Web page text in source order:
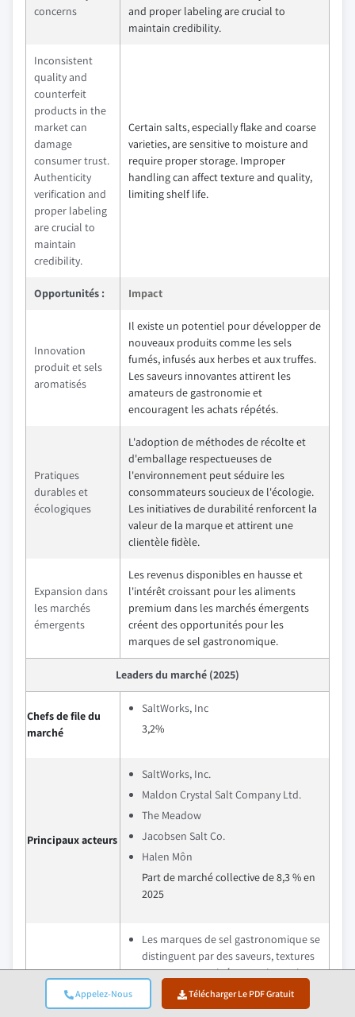
Appelez-Nous Télécharger Le PDF Gratuit
concerns
and proper labeling are crucial to
maintain credibility.
Inconsistent
quality and
counterfeit
products in the
market can
damage
consumer trust.
Authenticity
verification and
proper labeling
are crucial to
maintain
credibility.
Certain salts, especially flake and coarse
varieties, are sensitive to moisture and
require proper storage. Improper
handling can affect texture and quality,
limiting shelf life.
Opportunités : Impact
Innovation
produit et sels
aromatisés
Il existe un potentiel pour développer de
nouveaux produits comme les sels
fumés, infusés aux herbes et aux truffes.
Les saveurs innovantes attirent les
amateurs de gastronomie et
encouragent les achats répétés.
Pratiques
durables et
écologiques
L'adoption de méthodes de récolte et
d'emballage respectueuses de
l'environnement peut séduire les
consommateurs soucieux de l'écologie.
Les initiatives de durabilité renforcent la
valeur de la marque et attirent une
clientèle fidèle.
Expansion dans
les marchés
émergents
Les revenus disponibles en hausse et
l'intérêt croissant pour les aliments
premium dans les marchés émergents
créent des opportunités pour les
marques de sel gastronomique.
Leaders du marché (2025)
Chefs de file du
marché
SaltWorks, Inc
3,2%
Principaux acteurs
SaltWorks, Inc.
Maldon Crystal Salt Company Ltd.
The Meadow
Jacobsen Salt Co.
Halen Môn
Part de marché collective de 8,3 % en
2025
Les marques de sel gastronomique se
distinguent par des saveurs, textures
et teneurs en minéraux uniques, issus
de régions spécifiques. Les
emballages premium, les